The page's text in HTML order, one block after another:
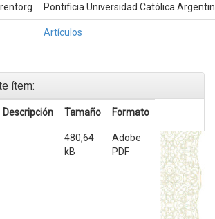
Pontificia Universidad Católica
Artículos
ítem:
Descripción Tamaño Formato
480,64
kB
Adobe
PDF